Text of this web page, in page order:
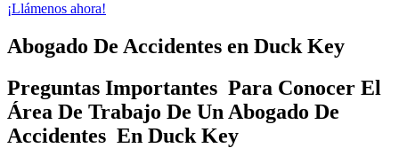
¡Llámenos ahora!
Abogado De Accidentes en Duck Key
Preguntas Importantes Para Conocer El
Área De Trabajo De Un Abogado De
Accidentes En Duck Key